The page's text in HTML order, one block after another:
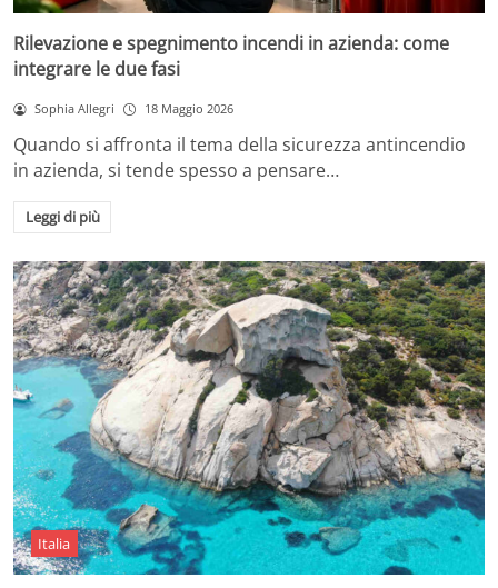
Rilevazione e spegnimento incendi in azienda: come
integrare le due fasi
Sophia Allegri 18 Maggio 2026
Quando si affronta il tema della sicurezza antincendio
in azienda, si tende spesso a pensare…
Leggi di più
Italia